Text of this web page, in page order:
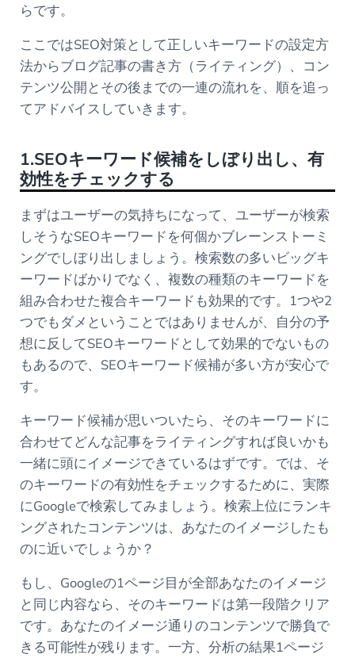
らです。
ここではSEO対策として正しいキーワードの設定方
法からブログ記事の書き方（ライティング）、コン
テンツ公開とその後までの一連の流れを、順を追っ
てアドバイスしていきます。
1.SEOキーワード候補をしぼり出し、有
効性をチェックする
まずはユーザーの気持ちになって、ユーザーが検索
しそうなSEOキーワードを何個かブレーンストーミ
ングでしぼり出しましょう。検索数の多いビッグキ
ーワードばかりでなく、複数の種類のキーワードを
組み合わせた複合キーワードも効果的です。1つや2
つでもダメということではありませんが、自分の予
想に反してSEOキーワードとして効果的でないもの
もあるので、SEOキーワード候補が多い方が安心で
す。
キーワード候補が思いついたら、そのキーワードに
合わせてどんな記事をライティングすれば良いかも
一緒に頭にイメージできているはずです。では、そ
のキーワードの有効性をチェックするために、実際
にGoogleで検索してみましょう。検索上位にランキ
ングされたコンテンツは、あなたのイメージしたも
のに近いでしょうか？
もし、Googleの1ページ目が全部あなたのイメージ
と同じ内容なら、そのキーワードは第一段階クリア
です。あなたのイメージ通りのコンテンツで勝負で
きる可能性が残ります。一方、分析の結果1ページ